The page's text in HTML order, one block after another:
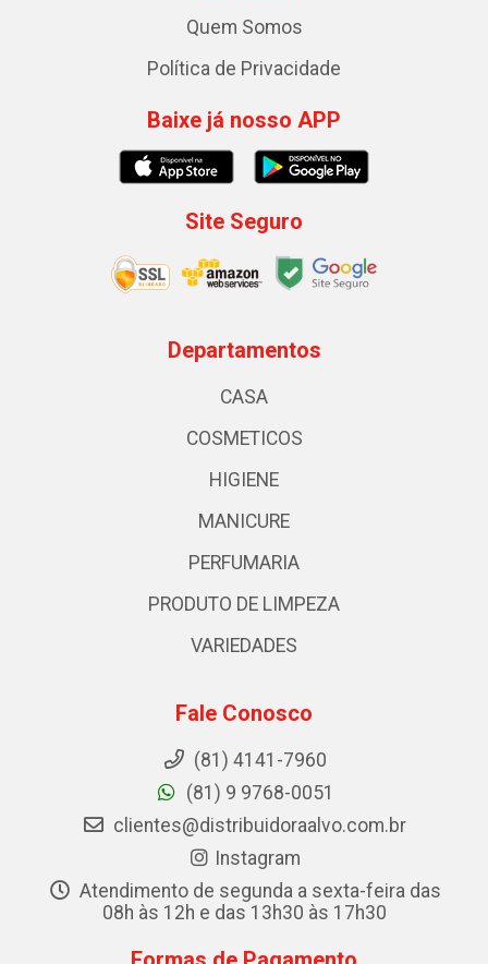
Quem Somos
Política de Privacidade
Baixe já nosso APP
Site Seguro
Departamentos
CASA
COSMETICOS
HIGIENE
MANICURE
PERFUMARIA
PRODUTO DE LIMPEZA
VARIEDADES
Fale Conosco
(81) 4141-7960
(81) 9 9768-0051
clientes@distribuidoraalvo.com.br
Instagram
Atendimento de segunda a sexta-feira das
08h às 12h e das 13h30 às 17h30